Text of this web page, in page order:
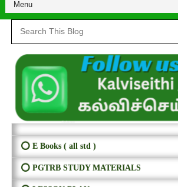
⭕ E Books ( all std )
⭕ PGTRB STUDY MATERIALS